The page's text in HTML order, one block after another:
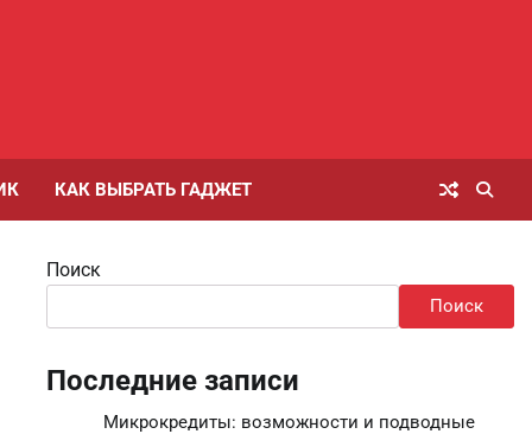
КАК ВЫБРАТЬ ГАДЖЕТ
Поиск
Поиск
Последние записи
Микрокредиты: возможности и подводные